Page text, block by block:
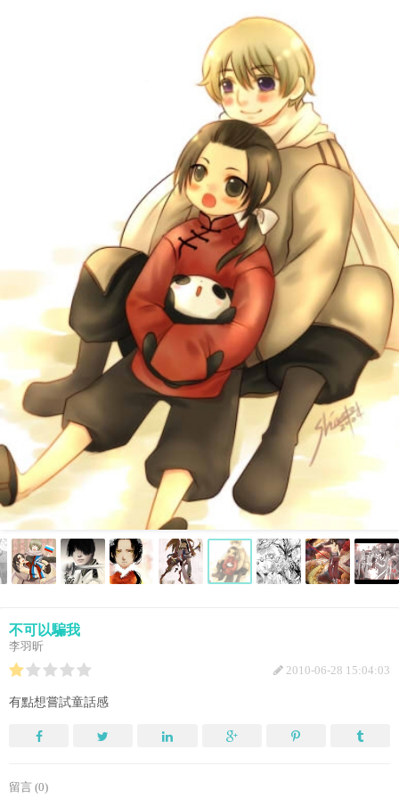
不可以騙我
李羽昕
2010-06-28 15:04:03
有點想嘗試童話感
留言 (0)